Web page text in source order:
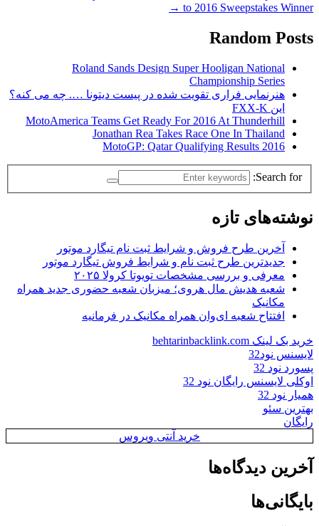
to 2016 Sweepstakes Winner
→
Random Posts
Roland Sands Design Super Hooligan National
Championship Series
هنرنمایی فراری تقویت شده در پیست دیتونا …. چه می کنه؟
این FXX-K
MotoAmerica Teams Get Ready For 2016 At Thunderhill
Jonathan Rea Takes Race One In Thailand
2016 MotoGP: Qatar Qualifying Results
Search for:
نوشته‌های تازه
آخرین طرح فروش و شرایط ثبت نام تیگارد موتور
جدیدترین طرح ثبت نام و شرایط فروش تیگارد موتور
معرفی و بررسی مشخصات تویوتا کرولا ۲۰۲۵
شعبه هدیش مال هروی؛ میزبان شعبه حضوری جدید همراه
مکانیک
افتتاح شعبه ای‌وان همراه مکانیک در فرمانیه
خرید بک لینک behtarinbacklink.com
لایسنس نود32
پسورد نود 32
اوکلی لایسنس رایگان نود 32
همیار نود 32
بهترین سئو
رایگان
خرید آنتی ویروس
آخرین دیدگاه‌ها
بایگانی‌ها